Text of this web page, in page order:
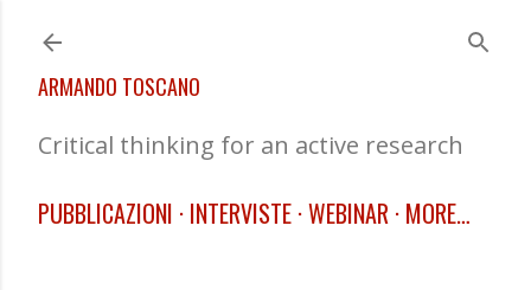
ARMANDO TOSCANO
Critical thinking for an active research
PUBBLICAZIONI INTERVISTE WEBINAR MORE…